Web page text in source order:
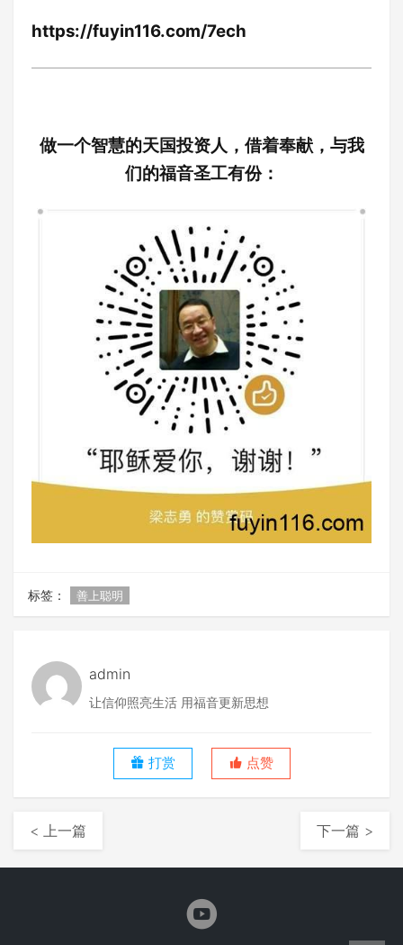
https://fuyin116.com/7ech
做一个智慧的天国投资人，借着奉献，与我
们的福音圣工有份：
标签： 善上聪明
admin
让信仰照亮生活 用福音更新思想
打赏 点赞
< 上一篇 下一篇 >